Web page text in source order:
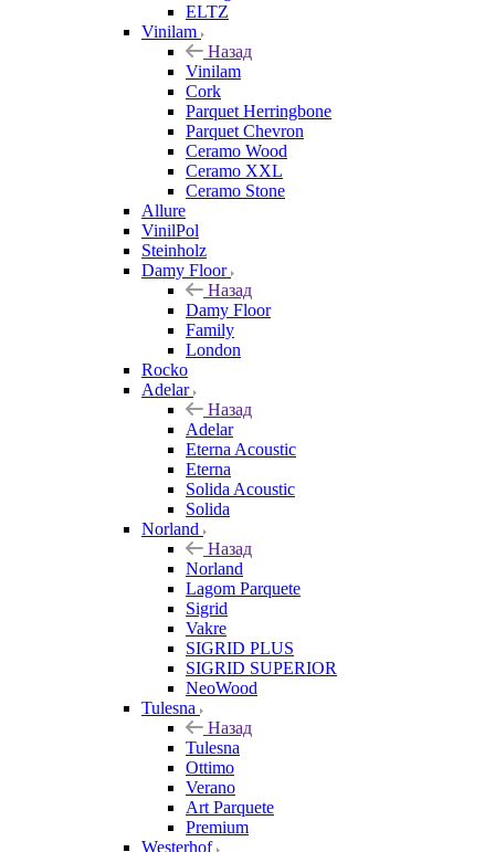
ELTZ
Vinilam
Назад
Vinilam
Cork
Parquet Herringbone
Parquet Chevron
Ceramo Wood
Ceramo XXL
Ceramo Stone
Allure
VinilPol
Steinholz
Damy Floor
Назад
Damy Floor
Family
London
Rocko
Adelar
Назад
Adelar
Eterna Acoustic
Eterna
Solida Acoustic
Solida
Norland
Назад
Norland
Lagom Parquete
Sigrid
Vakre
SIGRID PLUS
SIGRID SUPERIOR
NeoWood
Tulesna
Назад
Tulesna
Ottimo
Verano
Art Parquete
Premium
Westerhof